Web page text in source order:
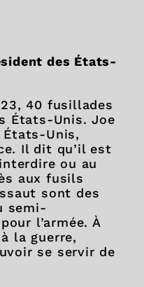
des États-
40 fusillades
États-Unis. Joe
Unis,
Il dit qu’il est
ou au
aux fusils
sont des
semi-
l’armée. À
la guerre,
se servir de